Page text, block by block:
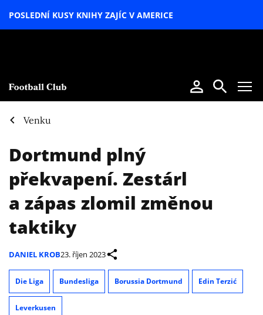
POSLEDNÍ KUSY KNIHY ZAJÍC V AMERICE
Venku
Dortmund plný
překvapení. Zestárl
a zápas zlomil změnou
taktiky
DANIEL KROB23. říjen 2023
Die Liga Bundesliga Borussia Dortmund Edin Terzić
Leverkusen